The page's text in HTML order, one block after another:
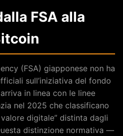
FSA alla
(FSA) giapponese non ha
sull’iniziativa del fondo
in linea con le linee
nel 2025 che classificano
digitale” distinta dagli
distinzione normativa —